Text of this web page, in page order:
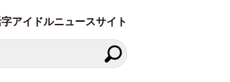
アイドルニュースサイト